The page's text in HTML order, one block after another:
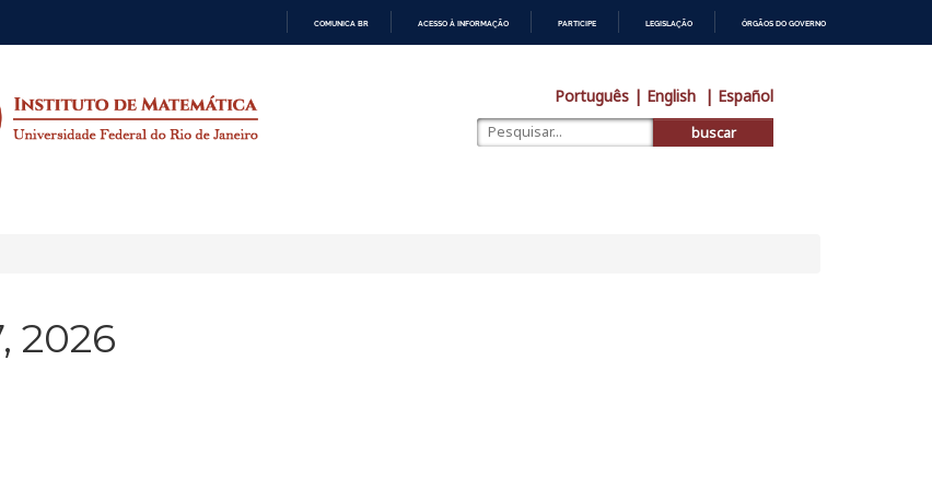
CONTEÚDO
COMUNICA BR ACESSO À INFORMAÇÃO PARTICIPE LEGISLAÇÃO ÓRGÃOS DO GOVERNO
Português | English | Español
buscar
2026